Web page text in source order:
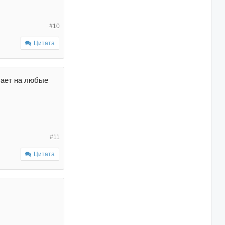
#10
Цитата
на любые
#11
Цитата